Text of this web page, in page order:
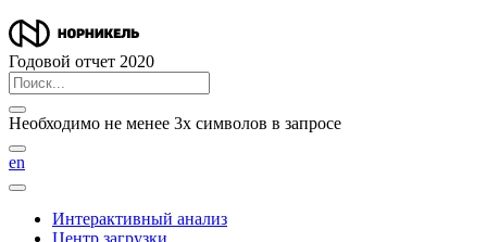
Годовой отчет 2020
Необходимо не менее 3х символов в запросе
en
Интерактивный анализ
Центр загрузки